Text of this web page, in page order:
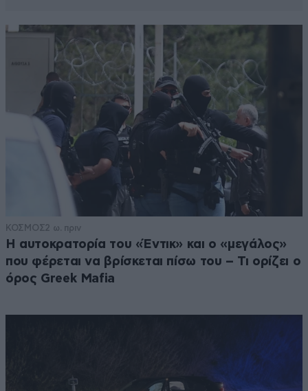
ΚΟΣΜΟΣ2 ω. πριν
Η αυτοκρατορία του «Έντικ» και ο «μεγάλος»
που φέρεται να βρίσκεται πίσω του – Τι ορίζει ο
όρος Greek Mafia